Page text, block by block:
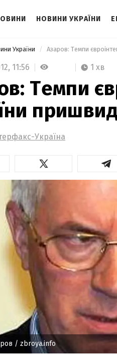
НОВИНИ УКРАЇНИ
України Азаров: Темпи
11:56 1 хв
Темпи
Україна
/ zbroya.info